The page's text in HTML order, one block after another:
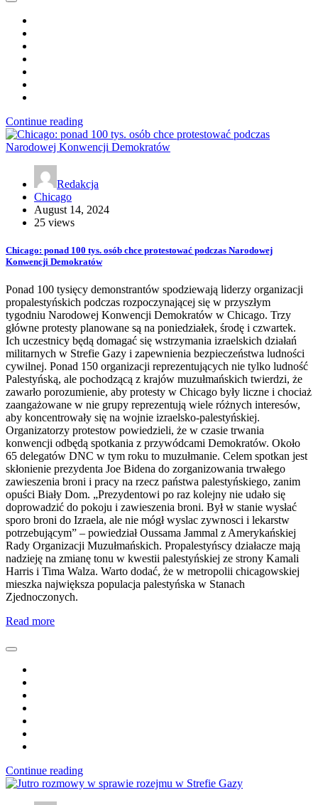
Continue reading
Redakcja
Chicago
August 14, 2024
25 views
Chicago: ponad 100 tys. osób chce protestować podczas Narodowej
Konwencji Demokratów
Ponad 100 tysięcy demonstrantów spodziewają liderzy organizacji
propalestyńskich podczas rozpoczynającej się w przyszłym
tygodniu Narodowej Konwencji Demokratów w Chicago. Trzy
główne protesty planowane są na poniedziałek, środę i czwartek.
Ich uczestnicy będą domagać się wstrzymania izraelskich działań
militarnych w Strefie Gazy i zapewnienia bezpieczeństwa ludności
cywilnej. Ponad 150 organizacji reprezentujących nie tylko ludność
Palestyńską, ale pochodzącą z krajów muzułmańskich twierdzi, że
zawarło porozumienie, aby protesty w Chicago były liczne i chociaż
zaangażowane w nie grupy reprezentują wiele różnych interesów,
aby koncentrowały się na wojnie izraelsko-palestyńskiej.
Organizatorzy protestow powiedzieli, że w czasie trwania
konwencji odbędą spotkania z przywódcami Demokratów. Około
65 delegatów DNC w tym roku to muzułmanie. Celem spotkan jest
skłonienie prezydenta Joe Bidena do zorganizowania trwałego
zawieszenia broni i pracy na rzecz państwa palestyńskiego, zanim
opuści Biały Dom. „Prezydentowi po raz kolejny nie udało się
doprowadzić do pokoju i zawieszenia broni. Był w stanie wysłać
sporo broni do Izraela, ale nie mógł wyslac zywnosci i lekarstw
potrzebującym” – powiedział Oussama Jammal z Amerykańskiej
Rady Organizacji Muzułmańskich. Propalestyńscy działacze mają
nadzieję na zmianę tonu w kwestii palestyńskiej ze strony Kamali
Harris i Tima Walza. Warto dodać, że w metropolii chicagowskiej
mieszka największa populacja palestyńska w Stanach
Zjednoczonych.
Read more
Continue reading